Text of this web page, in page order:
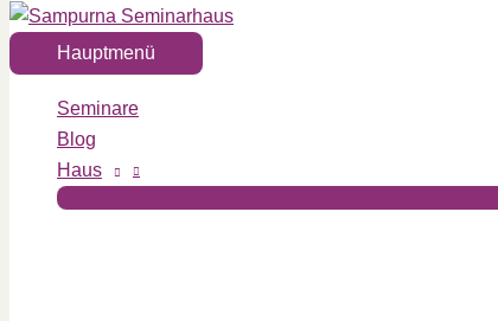
Hauptmenü
Seminare
Blog
Haus